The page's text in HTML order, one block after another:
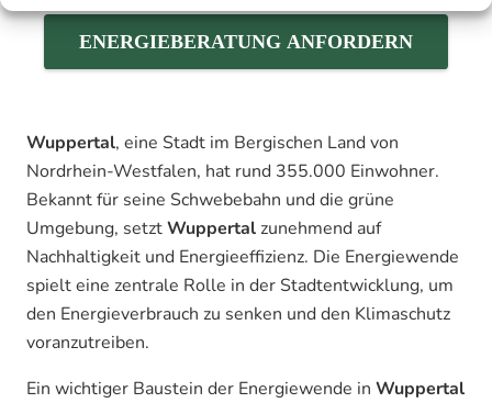
ENERGIEBERATUNG ANFORDERN
Wuppertal, eine Stadt im Bergischen Land von
Nordrhein-Westfalen, hat rund 355.000 Einwohner.
Bekannt für seine Schwebebahn und die grüne
Umgebung, setztWuppertal zunehmend auf
Nachhaltigkeit und Energieeffizienz. Die Energiewende
spielt eine zentrale Rolle in der Stadtentwicklung, um
den Energieverbrauch zu senken und den Klimaschutz
voranzutreiben.
Ein wichtiger Baustein der Energiewende in Wuppertal